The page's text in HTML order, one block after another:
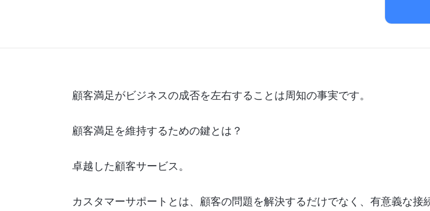
顧客満足がビジネスの成否を左右することは周知の事実です。
顧客満足を維持するための鍵とは？
卓越した顧客サービス。
カスタマーサポートとは、顧客の問題を解決するだけでなく、有意義な接